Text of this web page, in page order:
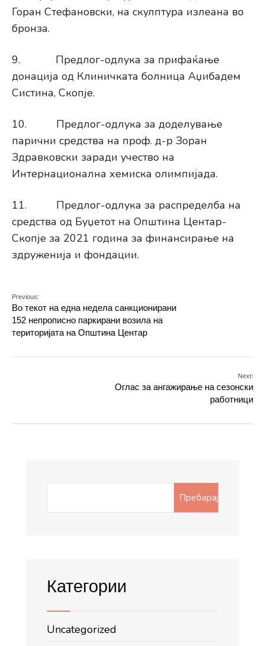
Горан Стефановски, на скулптура излеана во
бронза.
9. Предлог-одлука за прифаќање
донација од Клиничката болница Аџибадем
Систина, Скопје.
10. Предлог-одлука за доделување
парични средства на проф. д-р Зоран
Здравковски заради учество на
Интернационална хемиска олимпијада.
11. Предлог-одлука за распределба на
средства од Буџетот на Општина Центар-
Скопје за 2021 година за финансирање на
здруженија и фондации.
Previous:
Во текот на една недела санкционирани
152 непрописно паркирани возила на
територијата на Општина Центар
Next:
Оглас за ангажирање на сезонски
работници
Пребарај
Категории
Uncategorized